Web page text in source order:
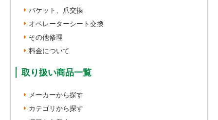
バケット、爪交換
オペレーターシート交換
その他修理
料金について
取り扱い商品一覧
メーカーから探す
カテゴリから探す